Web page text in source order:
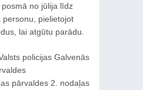
no jūlija līdz
pielietojot
lai atgūtu parādu.
policijas Galvenās
pārvaldes 2. nodaļas